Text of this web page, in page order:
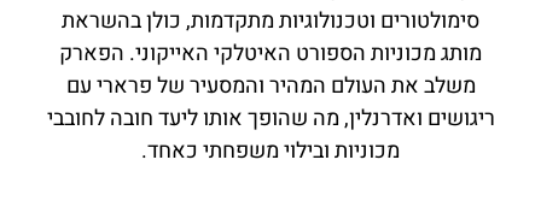
סימולטורים וטכנולוגיות מתקדמות, כולן בהשראת
מותג מכוניות הספורט האיטלקי האייקוני. הפארק
משלב את העולם המהיר והמסעיר של פרארי עם
ריגושים ואדרנלין, מה שהופך אותו ליעד חובה לחובבי
מכוניות ובילוי משפחתי כאחד.